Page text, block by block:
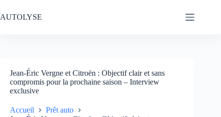
au
contenu
AUTOLYSE
Jean-Éric Vergne et Citroën : Objectif clair et sans
compromis pour la prochaine saison – Interview
exclusive
Accueil
Prêt auto